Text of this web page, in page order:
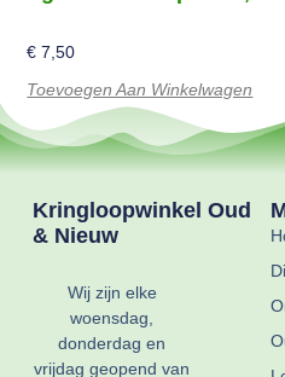
€ 7,50
Toevoegen Aan Winkelwagen
Kringloopwinkel Oud
& Nieuw
Wij zijn elke
woensdag,
donderdag en
vrijdag geopend van